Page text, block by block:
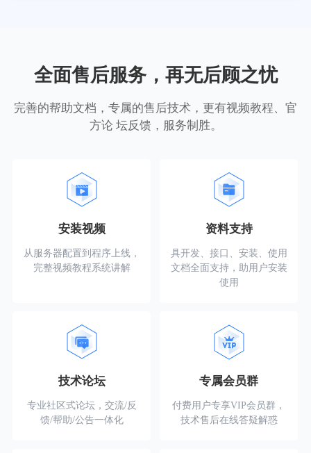
全面售后服务，再无后顾之忧
完善的帮助文档，专属的售后技术，更有视频教程、官
方论 坛反馈，服务制胜。
安装视频
从服务器配置到程序上线，
完整视频教程系统讲解
资料支持
具开发、接口、安装、使用
文档全面支持，助用户安装
使用
技术论坛
专业社区式论坛，交流/反
馈/帮助/公告一体化
专属会员群
付费用户专享VIP会员群，
技术售后在线答疑解惑